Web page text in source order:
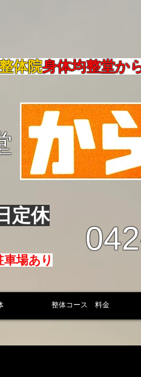
体院身体均整堂か
定休
車場あり
整体コース 料金